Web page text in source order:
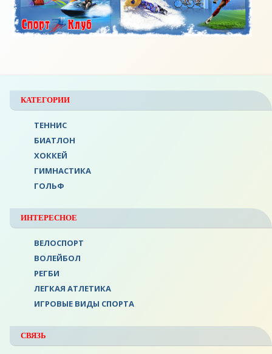
КАТЕГОРИИ
ТЕННИС
БИАТЛОН
ХОККЕЙ
ГИМНАСТИКА
ГОЛЬФ
ИНТЕРЕСНОЕ
ВЕЛОСПОРТ
ВОЛЕЙБОЛ
РЕГБИ
ЛЕГКАЯ АТЛЕТИКА
ИГРОВЫЕ ВИДЫ СПОРТА
СВЯЗЬ